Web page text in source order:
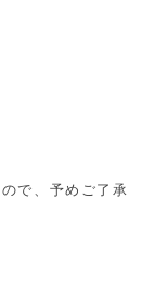
で、予めご了承